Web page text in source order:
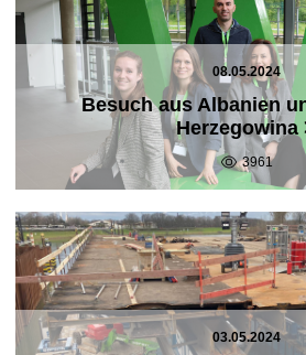
08.05.2024
Besuch aus Albanien
Herzegowina
3961
03.05.2024